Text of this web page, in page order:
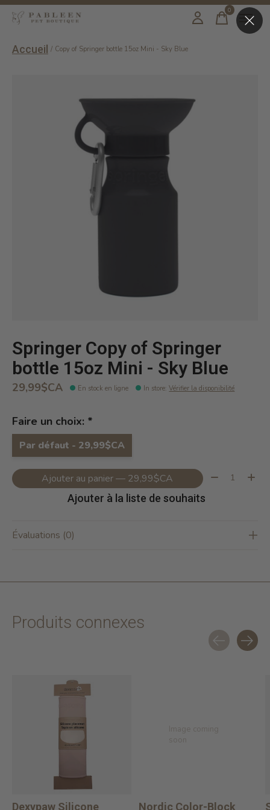
0items
Accueil / Copy of Springer bottle 15oz Mini - Sky Blue
Springer Copy of Springer
bottle 15oz Mini - Sky Blue
29,99$CA En stock en ligne In store:Vérifier la disponibilité
Faire un choix: *
Par défaut - 29,99$CA
Ajouter au panier — 29,99$CA Quantité:
Ajouter à la liste de souhaits
Évaluations (0)
Produits connexes
Dexypaw Silicone
Nordic Color-Block